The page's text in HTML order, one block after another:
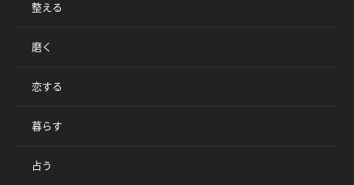
整える
磨く
恋する
暮らす
占う